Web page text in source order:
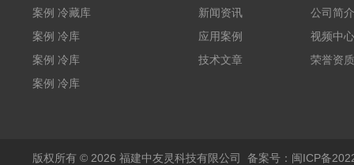
案例 冷藏库
W5400mm*H2800mm*L7010mm
案例 冷库
（L5.8m*W3.5m*H2m）
福建兵工厂
案例 冷库
（L3.6m*W6.5m*2.5m）
案例 冷库
新闻资讯
应用案例
技术文章
公司简介
视频中心
荣誉资质
版权所有 © 2026 福建中友灵科技有限公司 备案号：闽ICP备